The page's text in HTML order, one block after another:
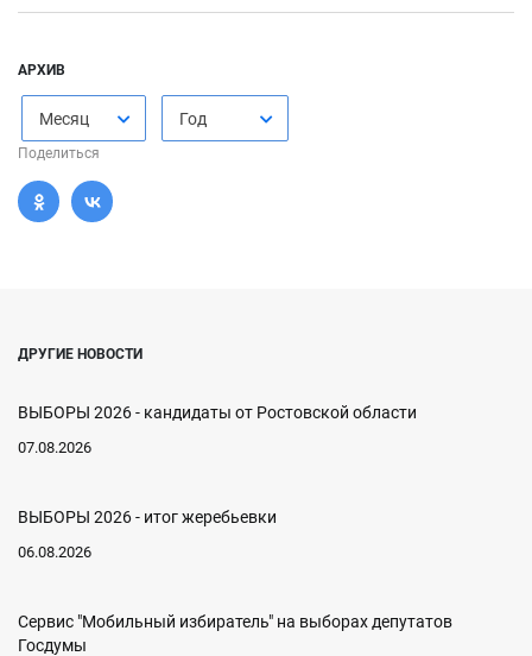
АРХИВ
Месяц Год
Поделиться
ДРУГИЕ НОВОСТИ
ВЫБОРЫ 2026 - кандидаты от Ростовской области
07.08.2026
ВЫБОРЫ 2026 - итог жеребьевки
06.08.2026
Сервис "Мобильный избиратель" на выборах депутатов
Госдумы